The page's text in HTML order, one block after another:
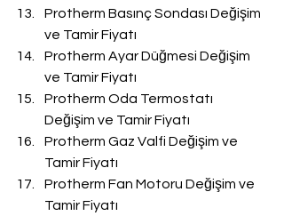
Protherm Basınç Sondası Değişim
ve Tamir Fiyatı
Protherm Ayar Düğmesi Değişim
ve Tamir Fiyatı
Protherm Oda Termostatı
Değişim ve Tamir Fiyatı
Protherm Gaz Valfi Değişim ve
Tamir Fiyatı
Protherm Fan Motoru Değişim ve
Tamir Fiyatı